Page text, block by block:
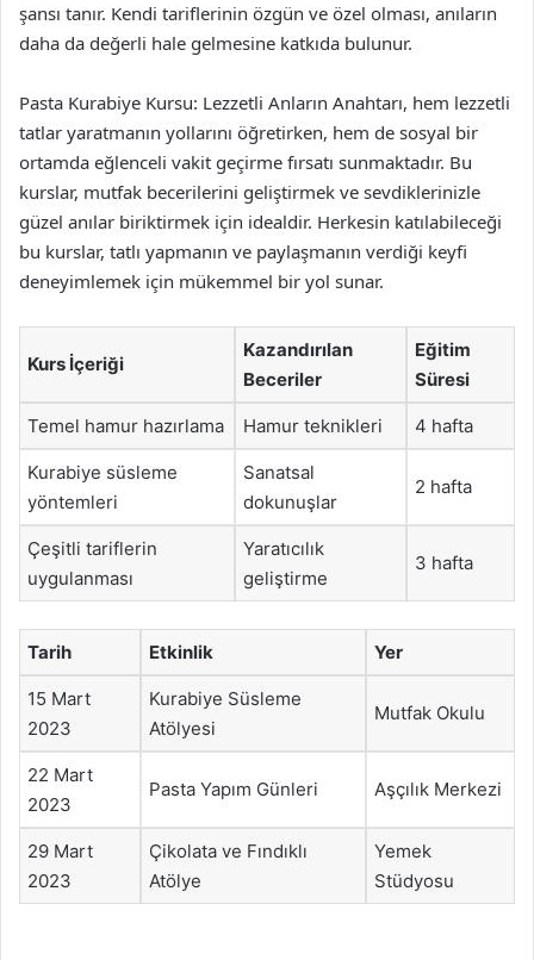
şansı tanır. Kendi tariflerinin özgün ve özel olması, anıların
daha da değerli hale gelmesine katkıda bulunur.
Pasta Kurabiye Kursu: Lezzetli Anların Anahtarı, hem lezzetli
tatlar yaratmanın yollarını öğretirken, hem de sosyal bir
ortamda eğlenceli vakit geçirme fırsatı sunmaktadır. Bu
kurslar, mutfak becerilerini geliştirmek ve sevdiklerinizle
güzel anılar biriktirmek için idealdir. Herkesin katılabileceği
bu kurslar, tatlı yapmanın ve paylaşmanın verdiği keyfi
deneyimlemek için mükemmel bir yol sunar.
Kurs İçeriği
Kazandırılan
Beceriler
Eğitim
Süresi
Temel hamur hazırlama Hamur teknikleri 4 hafta
Kurabiye süsleme
yöntemleri
Sanatsal
dokunuşlar
2 hafta
Çeşitli tariflerin
uygulanması
Yaratıcılık
geliştirme
3 hafta
Tarih Etkinlik Yer
15 Mart
2023
Kurabiye Süsleme
Atölyesi
Mutfak Okulu
22 Mart
2023
Pasta Yapım Günleri Aşçılık Merkezi
29 Mart
2023
Çikolata ve Fındıklı
Atölye
Yemek
Stüdyosu